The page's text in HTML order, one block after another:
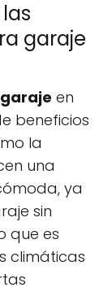
garaje
en
beneficios
la
una
ya
sin
que es
climáticas